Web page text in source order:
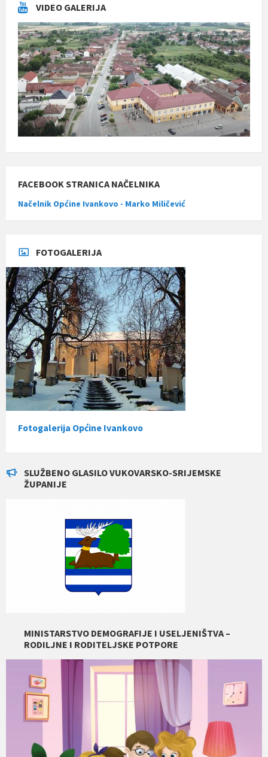
VIDEO GALERIJA
FACEBOOK STRANICA NAČELNIKA
Načelnik Općine Ivankovo - Marko Miličević
FOTOGALERIJA
Fotogalerija Općine Ivankovo
SLUŽBENO GLASILO VUKOVARSKO-SRIJEMSKE
ŽUPANIJE
MINISTARSTVO DEMOGRAFIJE I USELJENIŠTVA –
RODILJNE I RODITELJSKE POTPORE